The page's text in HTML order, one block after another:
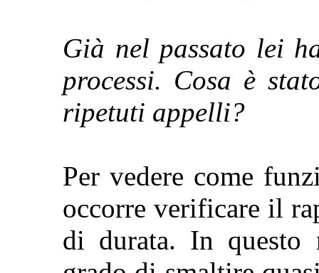
Già nel passato lei
processi. Cosa è
ripetuti appelli?
Per vedere come
occorre verificare il
di durata. In